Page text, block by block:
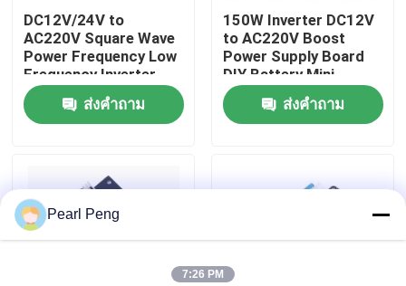
ติดต่อเรา
บล็อก
โมดูลบอร์ดเครื่องขยายเสียง
DC12V/24V to
AC220V Square Wave
Power Frequency Low
Frequency Inverter
Drive Board 300W
Boost Module
ส่งคำถาม
150W Inverter DC12V
to AC220V Boost
Power Supply Board
DIY Battery Mini
Inverter Module
ส่งคำถาม
Pearl Peng
7:26 PM